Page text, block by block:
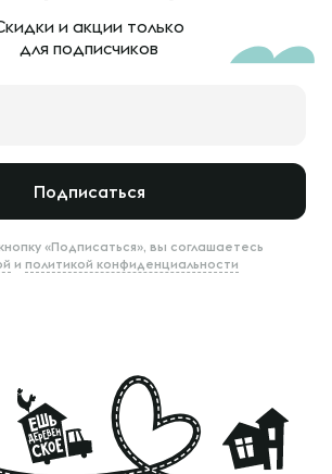
и акции только
для подписчиков
Подписаться
«Подписаться», вы соглашаетесь
и политикой конфиденциальности